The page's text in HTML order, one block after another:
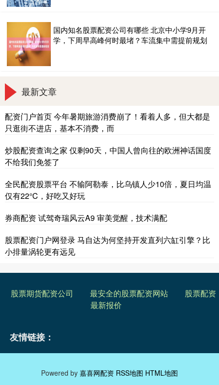
国内知名股票配资公司有哪些 北京中小学9月开
学，下周早高峰何时最堵？车流集中需提前规划
最新文章
配资门户首页 今年暑期旅游消费崩了！看着人多，但大都是
只逛街不进店，基本不消费，而
炒股配资查询之家 仅剩90天，中国人曾向往的欧洲神话国度
不给我们免签了
全民配资股票平台 不输阿勒泰，比乌镇人少10倍，夏日均温
仅有22°C，好吃又好玩
券商配资 试驾奇瑞风云A9 审美觉醒，技术满配
股票配资门户网登录 马自达为何坚持开发直列六缸引擎？比
小排量涡轮更有远见
股票期货配资公司 最安全的股票配资网站
股票配资
最新报价
友情链接：
Powered by 嘉喜网配资 RSS地图 HTML地图